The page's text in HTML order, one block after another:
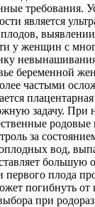
требования.
является
у женщин с
беременной
частыми
задачу.
родовые
за
вод,
большую
плода
погибнуть от
при